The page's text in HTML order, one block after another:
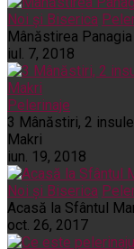
Noi și Biserica
Mânăstirea
iul. 7, 2018
Pelerinaje
3 Mânăstiri, 2
Makri
iun. 19, 2018
Noi și Biserica
Acasă la Sfântul
oct. 26, 2017